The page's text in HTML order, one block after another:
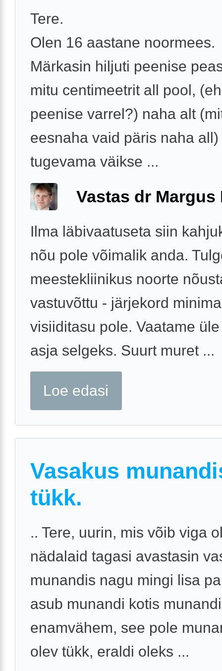
Tere.
Olen 16 aastane noormees.
Märkasin hiljuti peenise
mitu centimeetrit all pool,
peenise varrel?) naha alt
eesnaha vaid päris naha all)
tugevama väikse ...
Vastas dr Margus
Ilma läbivaatuseta siin
nõu pole võimalik anda.
meestekliinikus noorte
vastuvõttu - järjekord
visiiditasu pole. Vaatame
asja selgeks. Suurt muret ...
Loe edasi
Vasakus
tükk.
.. Tere, uurin, mis võib viga
nädalaid tagasi avastasin
munandis nagu mingi lisa
asub munandi kotis
enamvähem, see pole
olev tükk, eraldi oleks ...